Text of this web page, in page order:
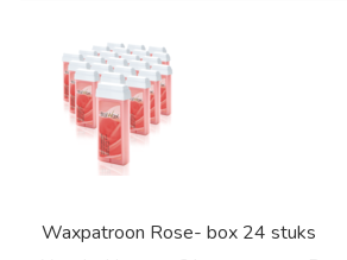
Waxpatroon Rose- box 24 stuks